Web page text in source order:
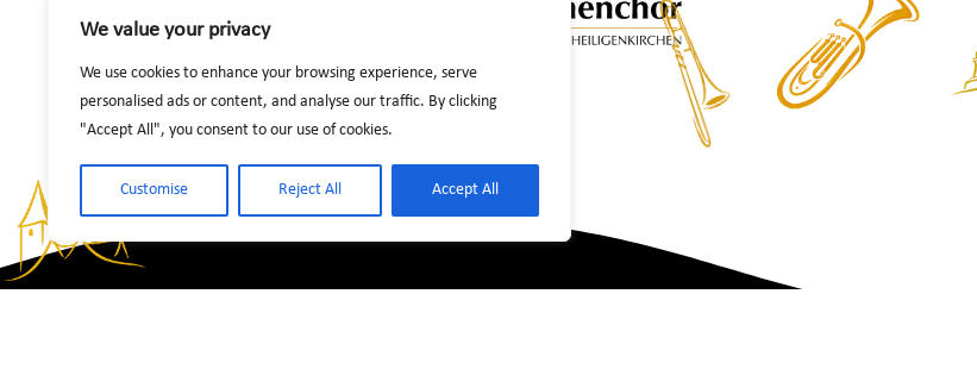
We value your privacy
We use cookies to enhance your browsing experience, serve
personalised ads or content, and analyse our traffic. By clicking
"Accept All", you consent to our use of cookies.
Customise Reject All Accept All